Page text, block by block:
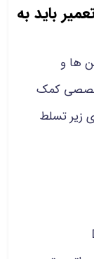
باید به
ها و
کمک
زیر تسلط